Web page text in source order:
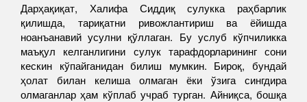
Дарҳақиқат, Халифа Сиддиқ сулукка раҳбарлик
қилишда, тариқатни ривожлантириш ва ёйишда
ноанъанавий усулни қўллаган. Бу услуб кўпчиликка
маъқул келганлигини сулук тарафдорларининг сони
кескин кўпайганидан билиш мумкин. Бироқ, бундай
ҳолат билан келиша олмаган ёки ўзига сингдира
олмаганлар ҳам кўплаб учраб турган. Айниқса, бошқа